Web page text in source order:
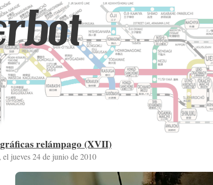
relámpago (XVII)
el jueves 24 de junio de 2010